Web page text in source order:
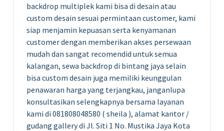
backdrop multiplek kami bisa di desain atau
custom desain sesuai permintaan customer, kami
siap menjamin kepuasan serta kenyamanan
customer dengan memberikan akses persewaan
mudah dan sangat recomendid untuk semua
kalangan, sewa backdrop di bintang jaya selain
bisa custom desain juga memiliki keunggulan
penawaran harga yang terjangkau, janganlupa
konsultasikan selengkapnya bersama layanan
kami di 081808048580 ( sheila ), alamat kantor /
gudang gallery di Jl. Siti 1 No. Mustika Jaya Kota